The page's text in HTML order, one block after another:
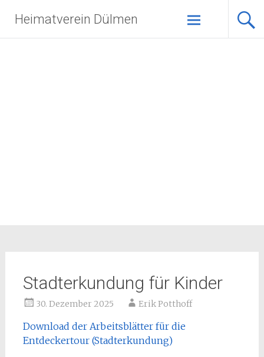
Inhalt
springen
Heimatverein Dülmen
Stadterkundung für Kinder
30. Dezember 2025 Erik Potthoff
Download der Arbeitsblätter für die
Entdeckertour (Stadterkundung)